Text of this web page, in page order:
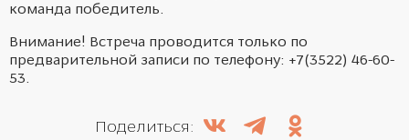
команда победитель.
Внимание! Встреча проводится только по
предварительной записи по телефону: +7(3522) 46-60-
53.
Поделиться: